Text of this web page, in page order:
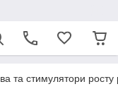
та стимулятори росту